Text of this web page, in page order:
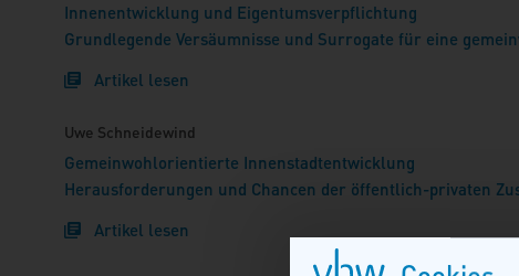
Innenentwicklung und Eigentumsverpflichtung
Grundlegende Versäumnisse und Surrogate für eine
Artikel lesen
Uwe Schneidewind
Gemeinwohlorientierte Innenstadtentwicklung
Herausforderungen und Chancen der öffentlich-privaten
Artikel lesen